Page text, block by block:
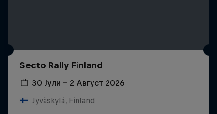
Secto Rally Finland
30 Јули – 2 Август 2026
Jyväskylä, Finland